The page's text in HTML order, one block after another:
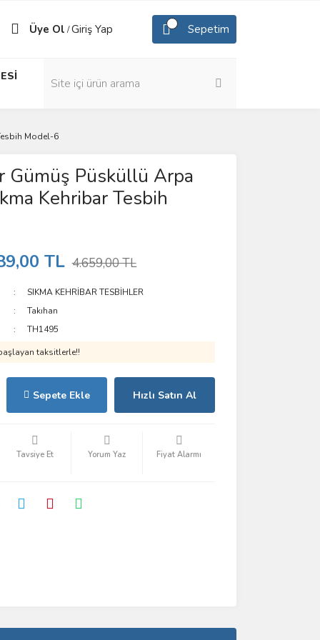
Üye Ol /Giriş Yap Sepetim
Model-6
Gümüş Püsküllü Arpa
Kehribar Tesbih
TL 4.659,00 TL
SIKMA KEHRİBAR TESBİHLER
Takıhan
TH1495
taksitlerle!!
Sepete Ekle Hızlı Satın Al
Tavsiye Et Yorum Yaz Fiyat Alarmı